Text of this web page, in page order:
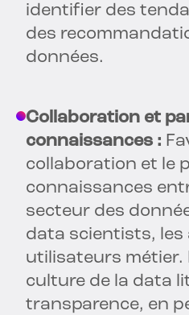
identifier des
des
données.
Collaboration et
connaissances :
collaboration et le
connaissances
secteur des
data scientists, les
utilisateurs métier.
culture de la data
transparence, en